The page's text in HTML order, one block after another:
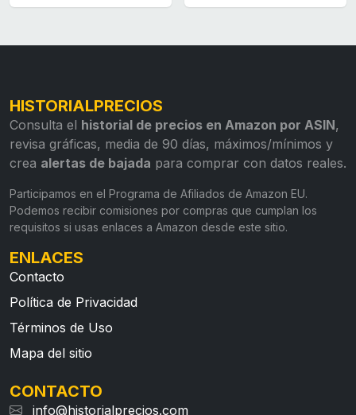
HISTORIALPRECIOS
Consulta el historial de precios en Amazon por ASIN,
revisa gráficas, media de 90 días, máximos/mínimos y
crea alertas de bajada para comprar con datos reales.
Participamos en el Programa de Afiliados de Amazon EU.
Podemos recibir comisiones por compras que cumplan los
requisitos si usas enlaces a Amazon desde este sitio.
ENLACES
Contacto
Política de Privacidad
Términos de Uso
Mapa del sitio
CONTACTO
info@historialprecios.com